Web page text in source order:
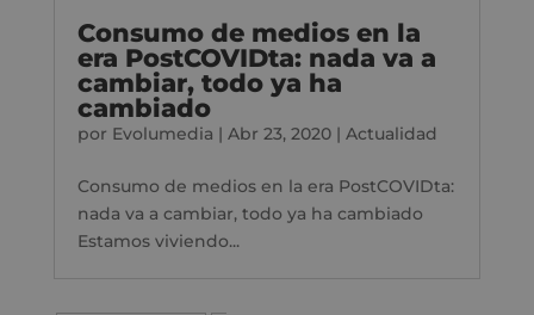
Consumo de medios en la
era PostCOVIDta: nada va a
cambiar, todo ya ha
cambiado
por Evolumedia | Abr 23, 2020| Actualidad
Consumo de medios en la era PostCOVIDta:
nada va a cambiar, todo ya ha cambiado
Estamos viviendo...